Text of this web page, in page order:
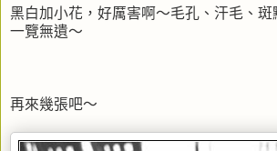
黑白加小花，好厲害啊～毛孔、汗毛、斑
一覽無遺～
再來幾張吧～